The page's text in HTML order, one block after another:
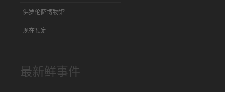
佛罗伦萨博物馆
现在预定
最新鲜事件